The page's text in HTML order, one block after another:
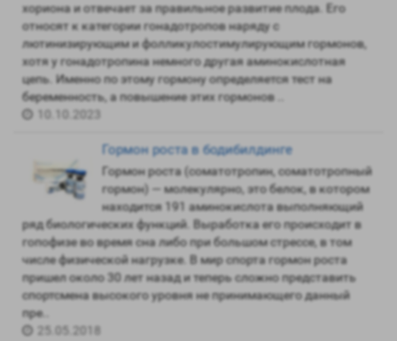
хориона и отвечает за правильное развитие плода. Его
относят к категории гонадотропов наряду с
лютинизирующим и фолликулостимулирующим гормонов,
хотя у гонадотропина немного другая аминокислотная
цепь. Именно по этому гормону определяется тест на
беременность, а повышение этих гормонов ..
Гормон роста в бодибилдинге
Гормон роста (соматотропин, соматотропный
гормон) — молекулярно, это белок, в котором
находится 191 аминокислота выполняющий
ряд биологических функций. Выработка его происходит в
гопофизе во время сна либо при большом стрессе, в том
числе физической нагрузке. В мир спорта гормон роста
пришел около 30 лет назад и теперь сложно представить
спортсмена высокого уровня не принимающего данный
пре..
25.05.2018